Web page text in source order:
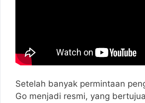
Setelah banyak permintaan
Go menjadi resmi, yang